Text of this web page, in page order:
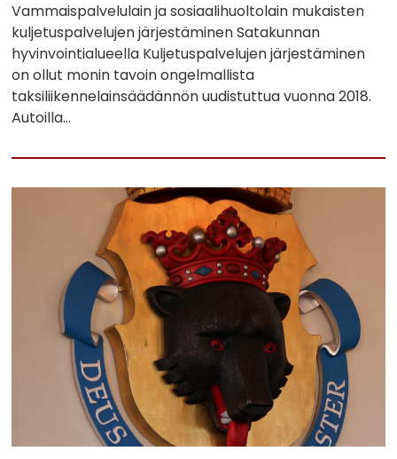
Vammaispalvelulain ja sosiaalihuoltolain mukaisten
kuljetuspalvelujen järjestäminen Satakunnan
hyvinvointialueella Kuljetuspalvelujen järjestäminen
on ollut monin tavoin ongelmallista
taksiliikennelainsäädännön uudistuttua vuonna 2018.
Autoilla…